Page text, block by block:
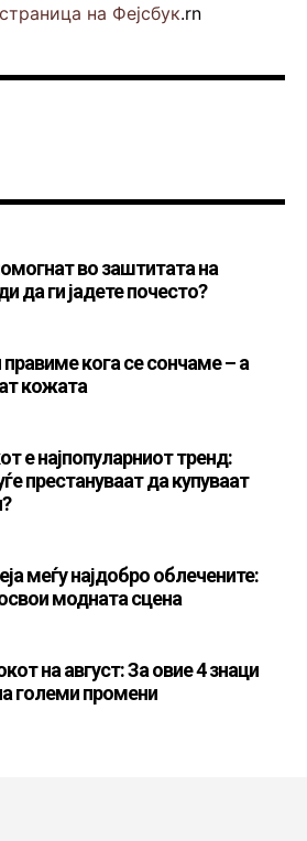
на Фејсбук.rn
во заштитата на
да ги јадете почесто?
кога се сончаме – а
кожата
е најпопуларниот тренд:
престануваат да купуваат
меѓу најдобро облечените:
модната сцена
на август: За овие 4 знаци
големи промени